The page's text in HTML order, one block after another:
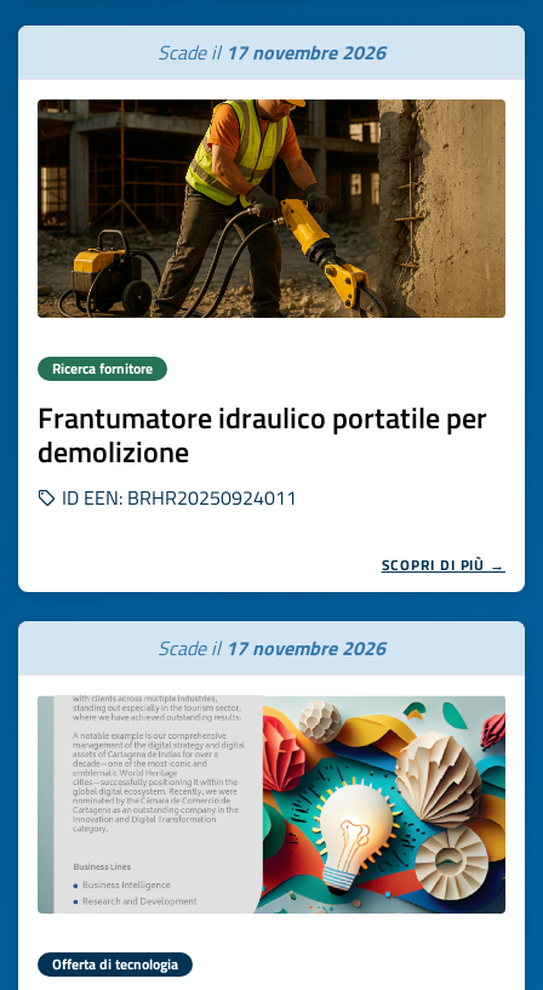
Scade il 17 novembre 2026
Ricerca fornitore
Frantumatore idraulico portatile per
demolizione
ID EEN: BRHR20250924011
SCOPRI DI PIÙ →
Scade il 17 novembre 2026
Offerta di tecnologia